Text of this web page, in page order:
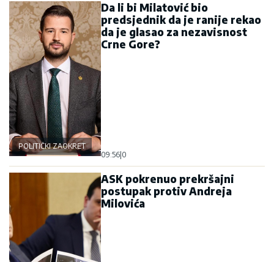
POLITIČKI ZAOKRET
Da li bi Milatović bio
predsjednik da je ranije rekao
da je glasao za nezavisnost
Crne Gore?
09:56 0
ASK pokrenuo prekršajni
postupak protiv Andreja
Milovića